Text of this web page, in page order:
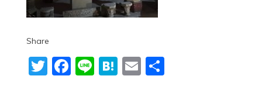
Share
Twitter
Facebook
LineHatena
Email
共